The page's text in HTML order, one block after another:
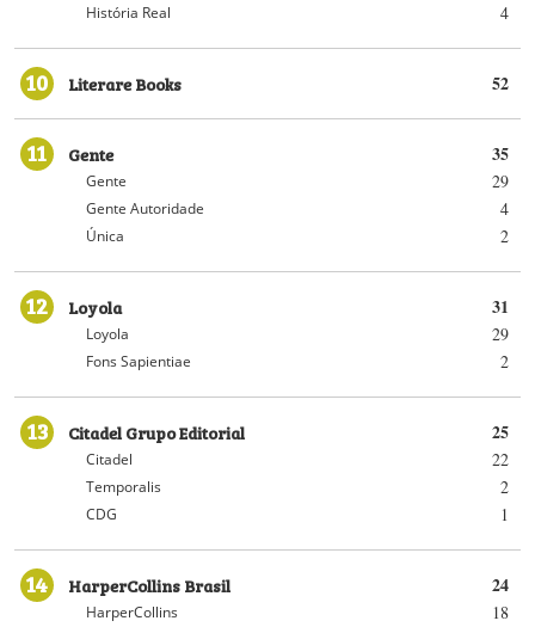
4
História Real
10 52
Literare Books
11 35
Gente
29
Gente
4
Gente Autoridade
2
Única
12 31
Loyola
29
Loyola
2
Fons Sapientiae
13 25
Citadel Grupo Editorial
22
Citadel
2
Temporalis
1
CDG
14 24
HarperCollins Brasil
18
HarperCollins